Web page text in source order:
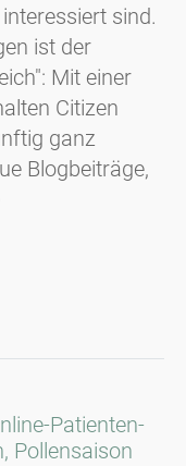
sind.
ist der
Mit einer
Citizen
ganz
Blogbeiträge,
Patienten-
Pollensaison